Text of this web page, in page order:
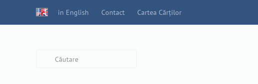
in English Contact Cartea Cărților